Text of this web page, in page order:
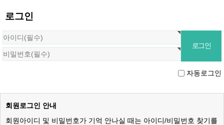
로그인
자동로그인
회원로그인 안내
회원아이디 및 비밀번호가 기억 안나실 때는 아이디/비밀번호 찾기를